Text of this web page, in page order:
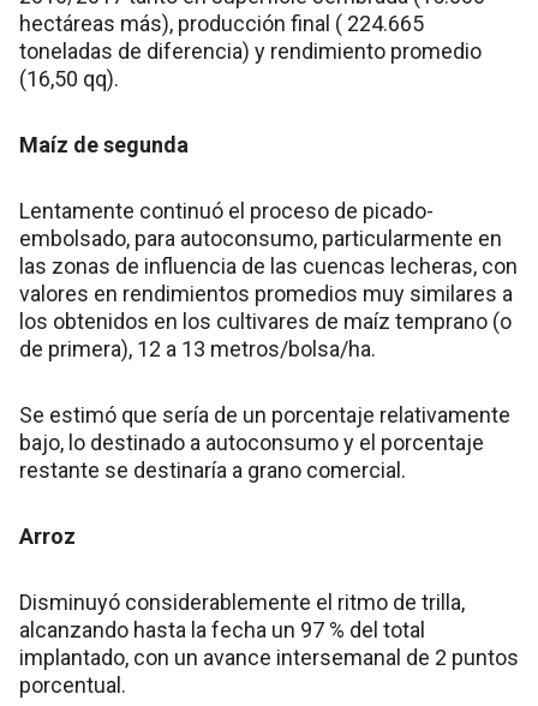
hectáreas más), producción final ( 224.665
toneladas de diferencia) y rendimiento promedio
(16,50 qq).
Maíz de segunda
Lentamente continuó el proceso de picado-
embolsado, para autoconsumo, particularmente en
las zonas de influencia de las cuencas lecheras, con
valores en rendimientos promedios muy similares a
los obtenidos en los cultivares de maíz temprano (o
de primera), 12 a 13 metros/bolsa/ha.
Se estimó que sería de un porcentaje relativamente
bajo, lo destinado a autoconsumo y el porcentaje
restante se destinaría a grano comercial.
Arroz
Disminuyó considerablemente el ritmo de trilla,
alcanzando hasta la fecha un 97 % del total
implantado, con un avance intersemanal de 2 puntos
porcentual.